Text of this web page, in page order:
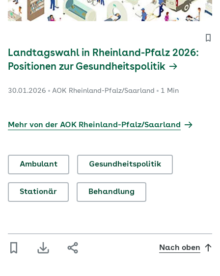
Landtagswahl in Rheinland-Pfalz 2026:
Positionen zur Gesundheitspolitik
30.01.2026 AOK Rheinland-Pfalz/Saarland 1 Min
Mehr von der AOK Rheinland-Pfalz/Saarland
Ambulant Gesundheitspolitik
Stationär Behandlung
Nach oben